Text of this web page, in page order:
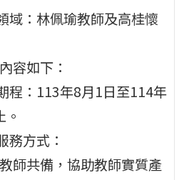
域：林佩瑜教師及高桂懷
容如下：
程：113年8月1日至114年
務方式：
師共備，協助教師實質產